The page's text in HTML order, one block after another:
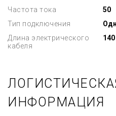
Частота тока
50
Тип подключения
Длина электрического
кабеля
140
ИНФОРМАЦИЯ